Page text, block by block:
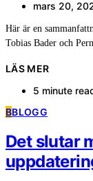
mars 20,
Här är en
Tobias Bader och
LÄS MER
5 minute
BBLOGG
Det slutar